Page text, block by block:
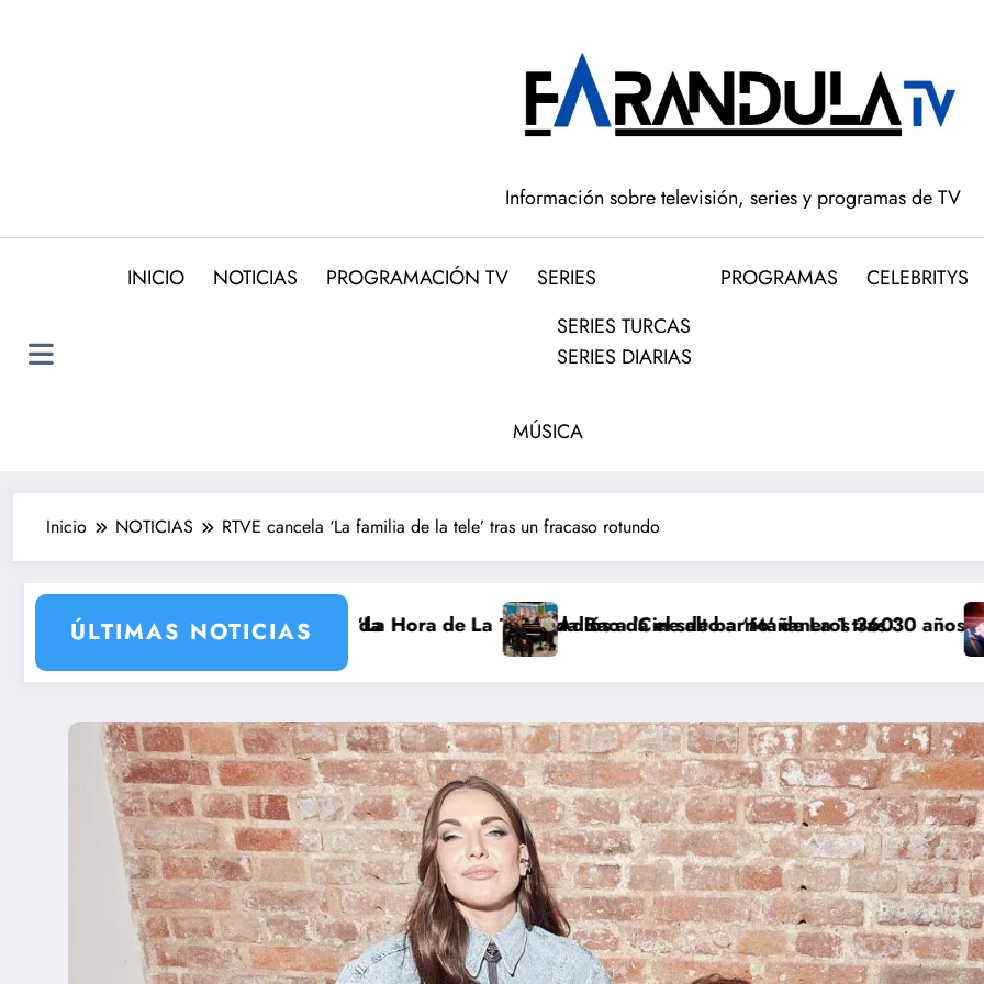
Información sobre televisión, series y programas de TV
INICIO NOTICIAS PROGRAMACIÓN TV
SERIES
SERIES TURCAS
SERIES DIARIAS
PROGRAMAS CELEBRITYS
MÚSICA
Inicio NOTICIAS RTVE cancela ‘La familia de la tele’ tras un fracaso rotundo
ÚLTIMAS NOTICIAS
nueva temporada
vuelve a ‘La Hora de La 1’ y Aida Bao da el salto a ‘Mañaneros 360’
Adiós a ‘Cine de barrio’ de La 1 tras 30 años: RTVE cambia su gran
‘Más que